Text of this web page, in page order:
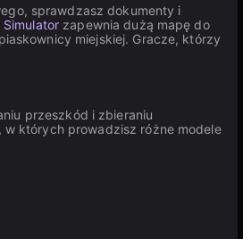
sprawdzasz dokumenty i
Simulator zapewnia dużą mapę do
miejskiej. Gracze, którzy
przeszkód i zbieraniu
których prowadzisz różne modele